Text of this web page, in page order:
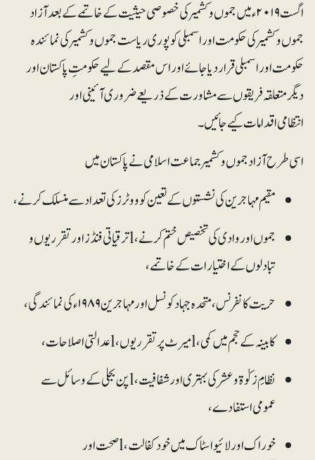
اگست۲۰۱۹ء میں جموں و کشمیر کی خصوصی حیثیت کے خاتمے کے بعد آزاد
جموں و کشمیر کی حکومت اور اسمبلی کو پوری ریاست جموں و کشمیر کی نمائندہ
حکومت اور اسمبلی قرار دیا جائے اور اس مقصد کے لیے حکومتِ پاکستان اور
دیگر متعلقہ فریقوں سے مشاورت کے ذریعے ضروری آئینی اور
انتظامی اقدامات کیے جائیں۔
اسی طرح آزاد جموں و کشمیر جماعت اسلامی نے پاکستان میں
مقیم مہاجرین کی نشستوں کے تعین کو ووٹرز کی تعداد سے منسلک کرنے،
جموں اور وادی کی تخصیص ختم کرنے، lترقیاتی فنڈز اور تقرریوں و
تبادلوں کے اختیارات کے خاتمے،
حریت کانفرنس، متحدہ جہاد کونسل اور مہاجرین ۱۹۸۹ء کی نمائندگی،
کابینہ کے حجم میں کمی، lمیرٹ پر تقرریوں، lعدالتی اصلاحات،
نظامِ زکوٰۃ و عشر کی بہتری اور شفافیت، lپن بجلی کے وسائل سے
عمومی استفادے،
خوراک اور لائیو اسٹاک میں خود کفالت، lصحت اور